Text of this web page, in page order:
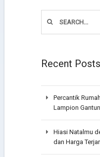
Recent Posts
Percantik
Lampion
Hiasi Natalmu
dan Harga